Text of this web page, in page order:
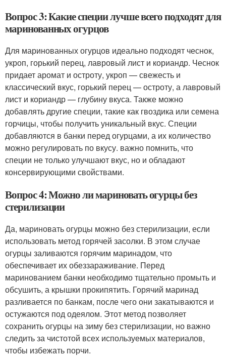
Вопрос 3: Какие специи лучше всего подходят для
маринованных огурцов
Для маринованных огурцов идеально подходят чеснок,
укроп, горький перец, лавровый лист и кориандр. Чеснок
придает аромат и остроту, укроп — свежесть и
классический вкус, горький перец — остроту, а лавровый
лист и кориандр — глубину вкуса. Также можно
добавлять другие специи, такие как гвоздика или семена
горчицы, чтобы получить уникальный вкус. Специи
добавляются в банки перед огурцами, а их количество
можно регулировать по вкусу. важно помнить, что
специи не только улучшают вкус, но и обладают
консервирующими свойствами.
Вопрос 4: Можно ли мариновать огурцы без
стерилизации
Да, мариновать огурцы можно без стерилизации, если
использовать метод горячей засолки. В этом случае
огурцы заливаются горячим маринадом, что
обеспечивает их обеззараживание. Перед
маринованием банки необходимо тщательно промыть и
обсушить, а крышки прокипятить. Горячий маринад
разливается по банкам, после чего они закатываются и
остужаются под одеялом. Этот метод позволяет
сохранить огурцы на зиму без стерилизации, но важно
следить за чистотой всех используемых материалов,
чтобы избежать порчи.